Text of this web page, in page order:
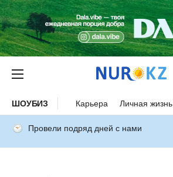
ШОУБИЗ Карьера Личная жизнь
Провели подряд дней с нами